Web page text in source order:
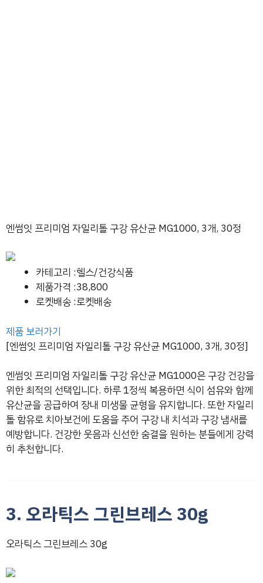
엔썸잇 프리미엄 자일리톨 구강 유산균 MG1000, 3개, 30정
카테고리 :헬스/건강식품
제품가격 :38,800
로켓배송 :로켓배송
제품 보러가기
[엔썸잇 프리미엄 자일리톨 구강 유산균 MG1000, 3개, 30정]
엔썸잇 프리미엄 자일리톨 구강 유산균 MG1000은 구강 건강을
위한 최적의 선택입니다. 하루 1정씩 복용하면 식이 섬유와 함께
유산균을 공급하여 장내 미생물 균형을 유지합니다. 또한 자일리
톨 함유로 치아보건에 도움을 주어 구강 내 치석과 구강 냄새를
예방합니다. 건강한 웃음과 신선한 숨결을 원하는 분들에게 강력
히 추천합니다.
3. 오라틱스 그린브레스 30g
오라틱스 그린브레스 30g